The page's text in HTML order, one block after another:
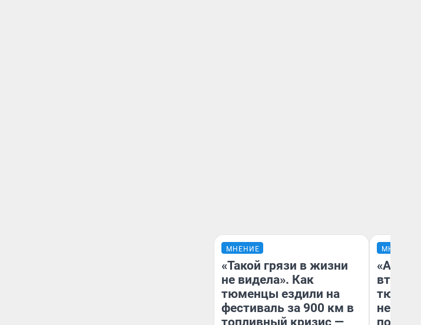
МНЕНИЕ
«Такой грязи в жизни
не видела». Как
тюменцы ездили на
фестиваль за 900 км в
топливный кризис —
МНЕНИЕ